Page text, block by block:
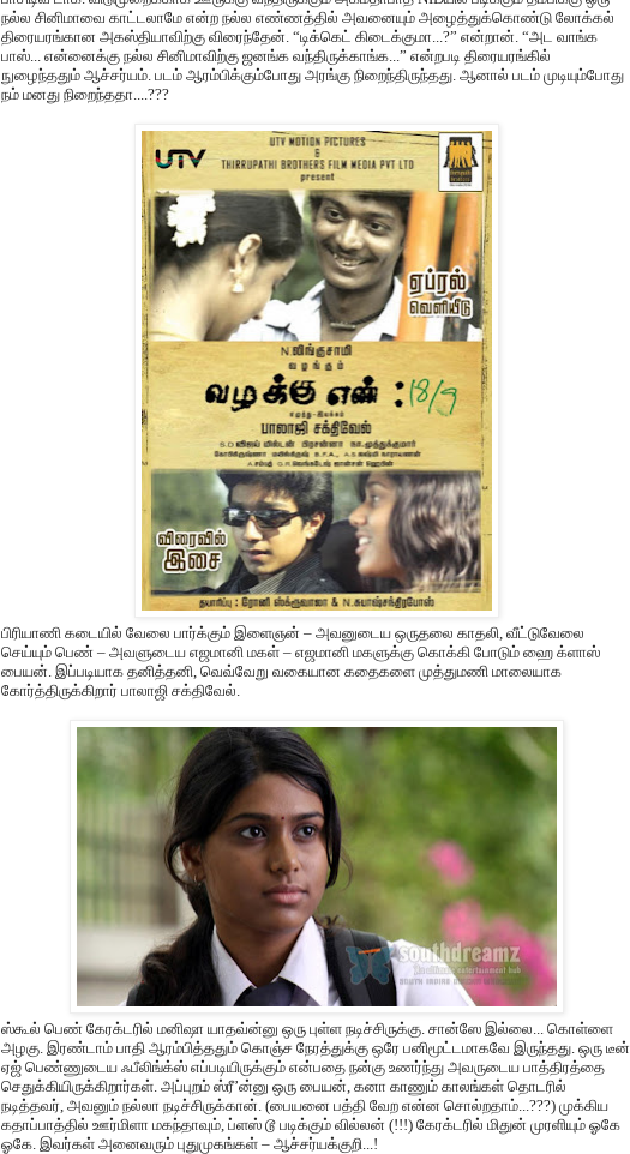
நல்ல சினிமாவை காட்டலாமே என்ற நல்ல எண்ணத்தில் அவனையும் அழைத்துக்கொண்டு லோக்கல்
திரையரங்கான அகஸ்தியாவிற்கு விரைந்தேன். “டிக்கெட் கிடைக்குமா...?” என்றான். “அட வாங்க
பாஸ்... என்னைக்கு நல்ல சினிமாவிற்கு ஜனங்க வந்திருக்காங்க...” என்றபடி திரையரங்கில்
நுழைந்ததும் ஆச்சர்யம். படம் ஆரம்பிக்கும்போது அரங்கு நிறைந்திருந்தது. ஆனால் படம் முடியும்போது
நம் மனது நிறைந்ததா....???
பிரியாணி கடையில் வேலை பார்க்கும் இளைஞன் – அவனுடைய ஒருதலை காதலி, வீட்டுவேலை
செய்யும் பெண் – அவளுடைய எஜமானி மகள் – எஜமானி மகளுக்கு கொக்கி போடும் ஹை க்ளாஸ்
பையன். இப்படியாக தனித்தனி, வெவ்வேறு வகையான கதைகளை முத்துமணி மாலையாக
கோர்த்திருக்கிறார் பாலாஜி சக்திவேல்.
ஸ்கூல் பெண் கேரக்டரில் மனிஷா யாதவ்ன்னு ஒரு புள்ள நடிச்சிருக்கு. சான்ஸே இல்லை... கொள்ளை
அழகு. இரண்டாம் பாதி ஆரம்பித்ததும் கொஞ்ச நேரத்துக்கு ஒரே பனிமூட்டமாகவே இருந்தது. ஒரு டீன்
ஏஜ் பெண்ணுடைய ஃபீலிங்க்ஸ் எப்படியிருக்கும் என்பதை நன்கு உணர்ந்து அவருடைய பாத்திரத்தை
செதுக்கியிருக்கிறார்கள். அப்புறம் ஸ்ரீ’ன்னு ஒரு பையன், கனா காணும் காலங்கள் தொடரில்
நடித்தவர், அவனும் நல்லா நடிச்சிருக்கான். (பையனை பத்தி வேற என்ன சொல்றதாம்...???) முக்கிய
கதாப்பாத்தில் ஊர்மிளா மகந்தாவும், ப்ளஸ் டூ படிக்கும் வில்லன் (!!!) கேரக்டரில் மிதுன் முரளியும் ஓகே
ஓகே. இவர்கள் அனைவரும் புதுமுகங்கள் – ஆச்சர்யக்குறி...!